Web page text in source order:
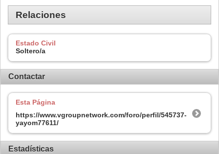
Relaciones
Estado Civil
Soltero/a
Contactar
Esta Página
https://www.vgroupnetwork.com/foro/perfil/545737-
yayom77611/
Estadísticas